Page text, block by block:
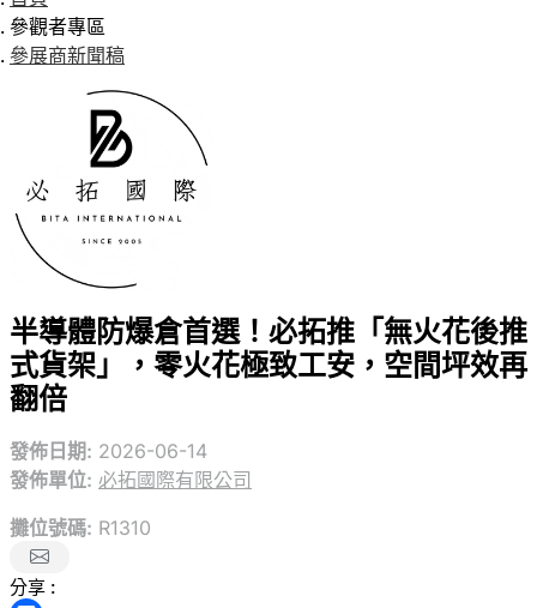
參觀者專區
參展商新聞稿
半導體防爆倉首選！必拓推「無火花後推
式貨架」，零火花極致工安，空間坪效再
翻倍
發佈日期: 2026-06-14
發佈單位: 必拓國際有限公司
攤位號碼: R1310
分享 :